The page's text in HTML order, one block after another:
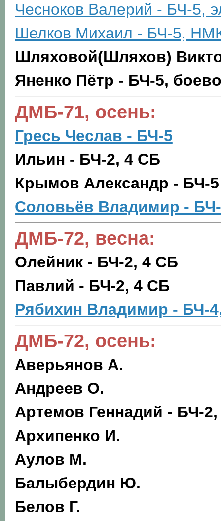
Чесноков Валерий - БЧ-5,
Шелков Михаил - БЧ-5,
Шляховой(Шляхов)
Яненко Пётр - БЧ-5,
ДМБ-71, осень:
Гресь Чеслав - БЧ-5
Ильин - БЧ-2, 4 СБ
Крымов Александр - БЧ-5
Соловьёв Владимир -
ДМБ-72, весна:
Олейник - БЧ-2, 4 СБ
Павлий - БЧ-2, 4 СБ
Рябихин Владимир - БЧ-
ДМБ-72, осень:
Аверьянов А.
Андреев О.
Артемов Геннадий - БЧ-
Архипенко И.
Аулов М.
Балыбердин Ю.
Белов Г.